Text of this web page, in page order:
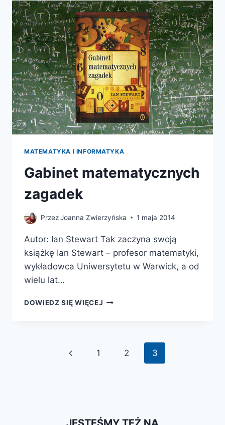
1918
MATEMATYKA I INFORMATYKA
Gabinet matematycznych
zagadek
PrzezJoanna Zwierzyńska 1 maja 2014
Autor: Ian Stewart Tak zaczyna swoją
książkę Ian Stewart – profesor matematyki,
wykładowca Uniwersytetu w Warwick, a od
wielu lat…
DOWIEDZ SIĘ WIĘCEJ GABINET
NawigacjaPoprzednia
1 2 3